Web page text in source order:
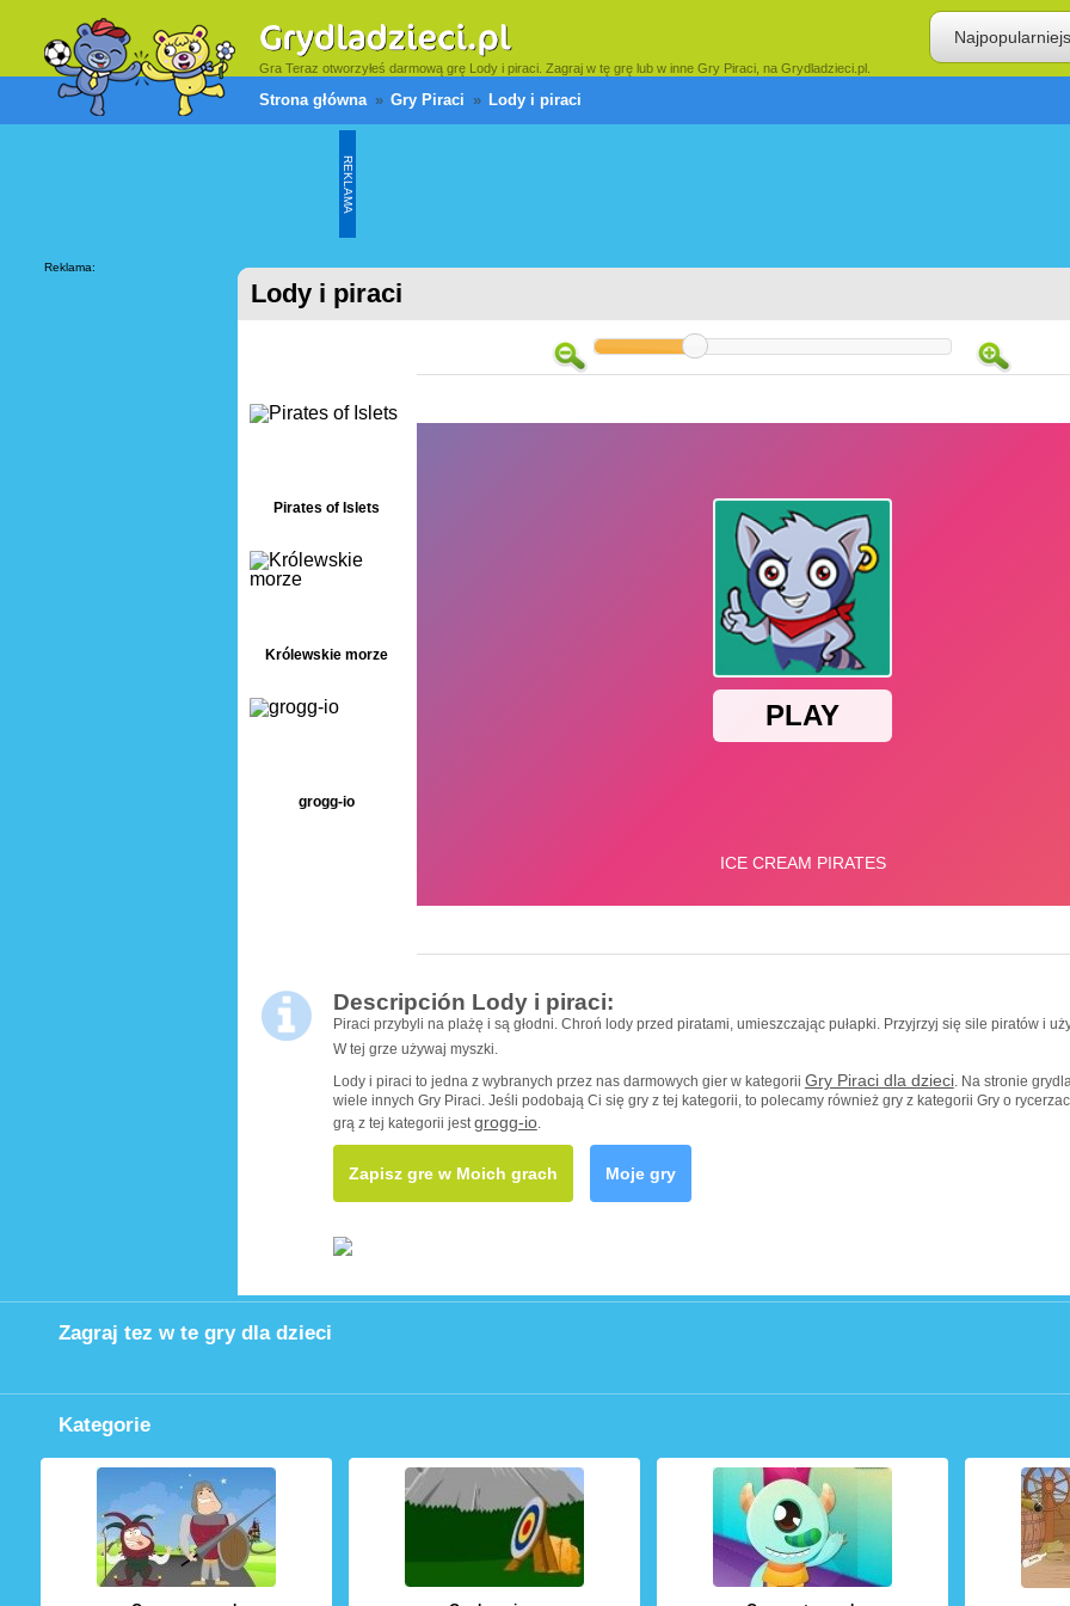
Gra Teraz otworzyłeś darmową grę Lody i piraci. Zagraj w tę grę lub w inne Gry Piraci, na Grydladzieci.pl.
Strona główna Gry Piraci Lody i piraci
REKLAMA
Reklama:
Lody i piraci
Pirates of Islets
Królewskie morze
grogg-io
Descripción Lody i piraci:
Piraci przybyli na plażę i są głodni. Chroń lody przed piratami, umieszczając pułapki. Przyjrzyj się sile piratów i
W tej grze używaj myszki.
Lody i piraci to jedna z wybranych przez nas darmowych gier w kategorii Gry Piraci dla dzieci. Na stronie
wiele innych Gry Piraci. Jeśli podobają Ci się gry z tej kategorii, to polecamy również gry z kategorii Gry o
grą z tej kategorii jestgrogg-io.
Zapisz gre w Moich grach Moje gry
Zagraj tez w te gry dla dzieci
Kategorie